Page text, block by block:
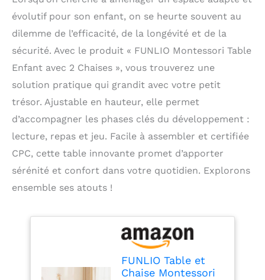
évolutif pour son enfant, on se heurte souvent au
dilemme de l’efficacité, de la longévité et de la
sécurité. Avec le produit « FUNLIO Montessori Table
Enfant avec 2 Chaises », vous trouverez une
solution pratique qui grandit avec votre petit
trésor. Ajustable en hauteur, elle permet
d’accompagner les phases clés du développement :
lecture, repas et jeu. Facile à assembler et certifiée
CPC, cette table innovante promet d’apporter
sérénité et confort dans votre quotidien. Explorons
ensemble ses atouts !
FUNLIO Table et
Chaise Montessori